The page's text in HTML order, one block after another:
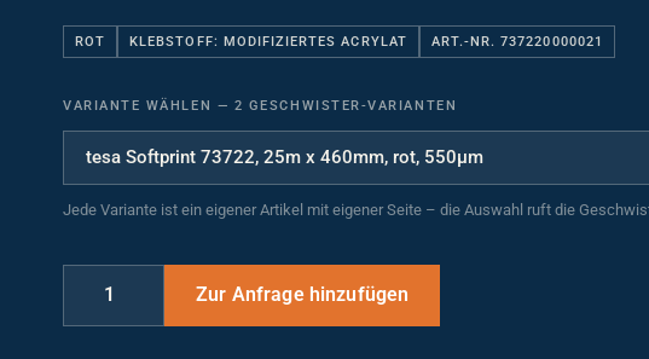
ROT KLEBSTOFF: MODIFIZIERTES ACRYLAT ART.-NR. 737220000021
VARIANTE WÄHLEN — 2 GESCHWISTER-VARIANTEN
Jede Variante ist ein eigener Artikel mit eigener Seite – die Auswahl ruft die